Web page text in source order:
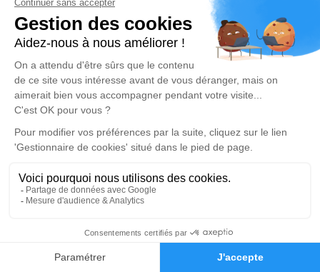
Faire-part Hommages
Nous vous invitons à utiliser à fin de partager sur cet espace
des photos de moments partagés avec elle, des souvenirs ,
afin d’honorer sa mémoire. Vos textes, vos anecdotes ou
vos pensées nous toucheront énormément.cela est très
important pour nous ! Merci a tout les personnes présentes
.
Un service de plantation d’arbre hommage est
vendredi 20 février 2026 à 10h00
Eglise Saint-Maurice d'Ambérieux-en-Dombes
118 rue Gombette